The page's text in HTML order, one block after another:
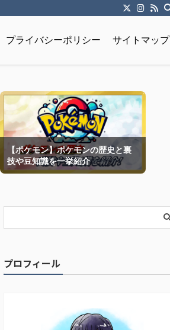
プライバシーポリシー サイトマップ
【ポケモン】ポケモンの歴史と裏
技や豆知識を一挙紹介
プロフィール